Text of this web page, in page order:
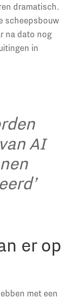
dramatisch.
scheepsbouw
na dato nog
in
AI
er op
met een